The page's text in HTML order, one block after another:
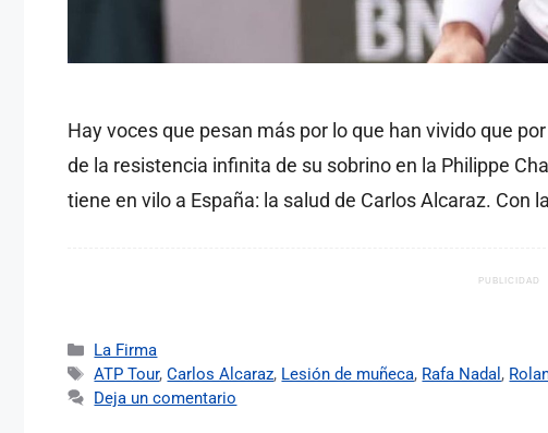
Hay voces que pesan más por lo que han vivido que
de la resistencia infinita de su sobrino en la Philippe
tiene en vilo a España: la salud de Carlos Alcaraz. Con
PUBLICIDAD
Categorías
La Firma
Etiquetas
ATP Tour,Carlos Alcaraz, Lesión de muñeca, Rafa Nadal ,
Deja un comentario